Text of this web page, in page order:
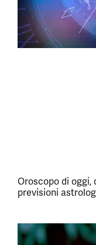
Oroscopo di oggi,
previsioni